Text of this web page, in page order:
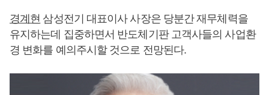
경계현 삼성전기 대표이사 사장은 당분간 재무체력을
유지하는데 집중하면서 반도체기판 고객사들의 사업환
경 변화를 예의주시할 것으로 전망된다.